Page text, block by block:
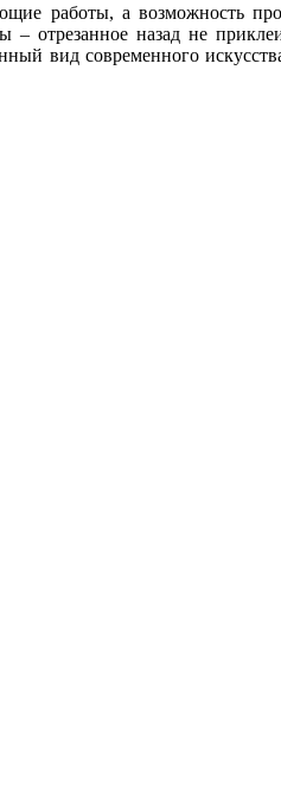
работы, а возможность
– отрезанное назад не
вид современного